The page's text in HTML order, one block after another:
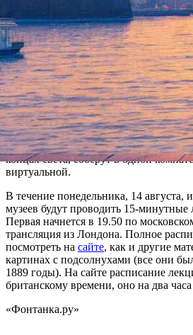
Всемирно известные музейные
галерея в Лондоне, Музей Ван Гога в
Пинакотека в Мюнхене,
токийский Художественный музей
проведут виртуальную выставку
своих коллекций и курс лекций. В
Уиллем Ван Гог – правнук Тео Ван
Посмотреть виртуальную выставку
наспециальном сайтеуже сейчас
экскурсию потомка живописца,
360 градусов. Ради нее пять картин,
концах света, соберут в одной
виртуальной.
В течение понедельника, 14 августа,
музеев будут проводить 15-
Первая начнется в 19.50 по
трансляция из Лондона. Полное
посмотреть на сайте, как и другие
картинах с подсолнухами (все они
1889 годы). На сайте расписание
британскому времени, оно на два
«Фонтанка.ру»